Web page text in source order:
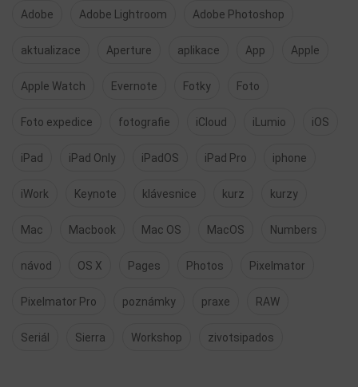
Adobe Adobe Lightroom Adobe Photoshop
aktualizace Aperture aplikace App Apple
Apple Watch Evernote Fotky Foto
Foto expedice fotografie iCloud iLumio iOS
iPad iPad Only iPadOS iPad Pro iphone
iWork Keynote klávesnice kurz kurzy
Mac Macbook Mac OS MacOS Numbers
návod OS X Pages Photos Pixelmator
Pixelmator Pro poznámky praxe RAW
Seriál Sierra Workshop zivotsipados